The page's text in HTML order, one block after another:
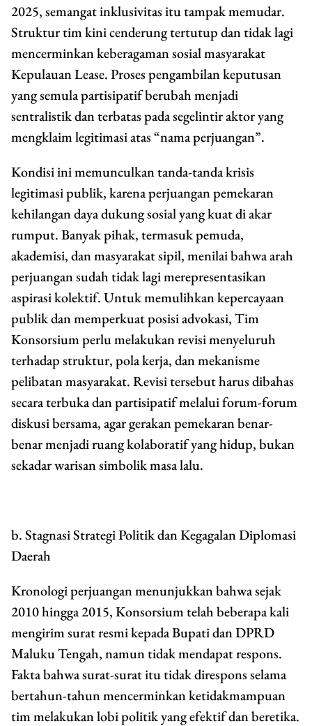
2025, semangat inklusivitas itu tampak memudar.
Struktur tim kini cenderung tertutup dan tidak lagi
mencerminkan keberagaman sosial masyarakat
Kepulauan Lease. Proses pengambilan keputusan
yang semula partisipatif berubah menjadi
sentralistik dan terbatas pada segelintir aktor yang
mengklaim legitimasi atas “nama perjuangan”.
Kondisi ini memunculkan tanda-tanda krisis
legitimasi publik, karena perjuangan pemekaran
kehilangan daya dukung sosial yang kuat di akar
rumput. Banyak pihak, termasuk pemuda,
akademisi, dan masyarakat sipil, menilai bahwa arah
perjuangan sudah tidak lagi merepresentasikan
aspirasi kolektif. Untuk memulihkan kepercayaan
publik dan memperkuat posisi advokasi, Tim
Konsorsium perlu melakukan revisi menyeluruh
terhadap struktur, pola kerja, dan mekanisme
pelibatan masyarakat. Revisi tersebut harus dibahas
secara terbuka dan partisipatif melalui forum-forum
diskusi bersama, agar gerakan pemekaran benar-
benar menjadi ruang kolaboratif yang hidup, bukan
sekadar warisan simbolik masa lalu.
b. Stagnasi Strategi Politik dan Kegagalan Diplomasi
Daerah
Kronologi perjuangan menunjukkan bahwa sejak
2010 hingga 2015, Konsorsium telah beberapa kali
mengirim surat resmi kepada Bupati dan DPRD
Maluku Tengah, namun tidak mendapat respons.
Fakta bahwa surat-surat itu tidak direspons selama
bertahun-tahun mencerminkan ketidakmampuan
tim melakukan lobi politik yang efektif dan beretika.